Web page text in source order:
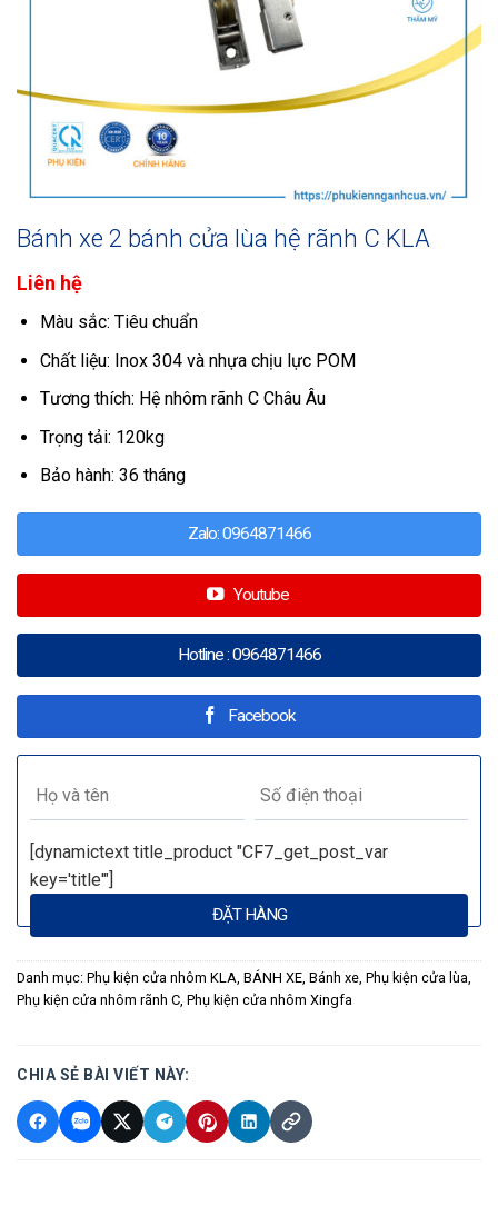
Bánh xe 2 bánh cửa lùa hệ rãnh C KLA
Liên hệ
Màu sắc: Tiêu chuẩn
Chất liệu: Inox 304 và nhựa chịu lực POM
Tương thích: Hệ nhôm rãnh C Châu Âu
Trọng tải: 120kg
Bảo hành: 36 tháng
Zalo: 0964871466
Youtube
Hotline : 0964871466
Facebook
[dynamictext title_product "CF7_get_post_var
key='title'"]
Danh mục: Phụ kiện cửa nhôm KLA, BÁNH XE, Bánh xe, Phụ kiện cửa lùa,
Phụ kiện cửa nhôm rãnh C, Phụ kiện cửa nhôm Xingfa
CHIA SẺ BÀI VIẾT NÀY: